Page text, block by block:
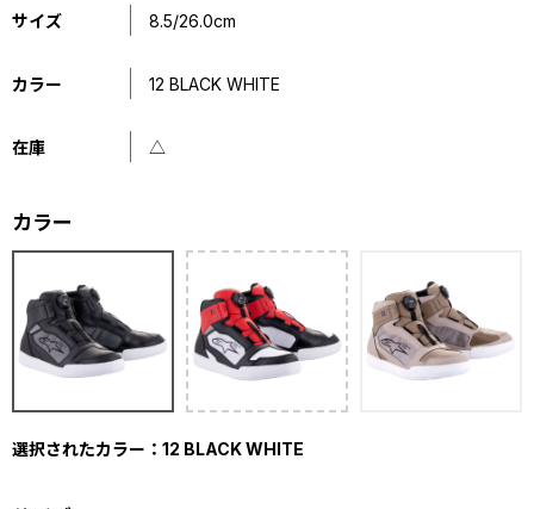
サイズ 8.5/26.0cm
カラー 12 BLACK WHITE
在庫 △
カラー
選択されたカラー：12 BLACK WHITE